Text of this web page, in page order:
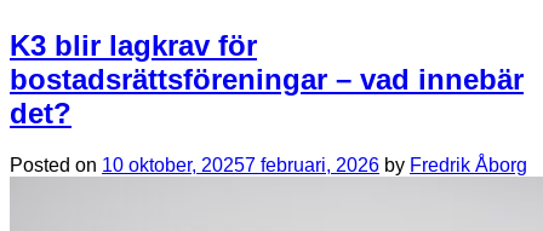
K3 blir lagkrav för
bostadsrättsföreningar – vad innebär
det?
Posted on 10 oktober, 20257 februari, 2026 by Fredrik Åborg